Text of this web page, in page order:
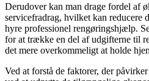
Derudover kan man drage fordel af
servicefradrag, hvilket kan reducere
hyre professionel rengøringshjælp.
for at trække en del af udgifterne til
det mere overkommeligt at holde
Ved at forstå de faktorer, der